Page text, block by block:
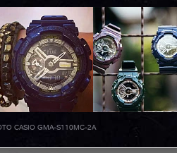
CASIO GMA-S110MC-2A